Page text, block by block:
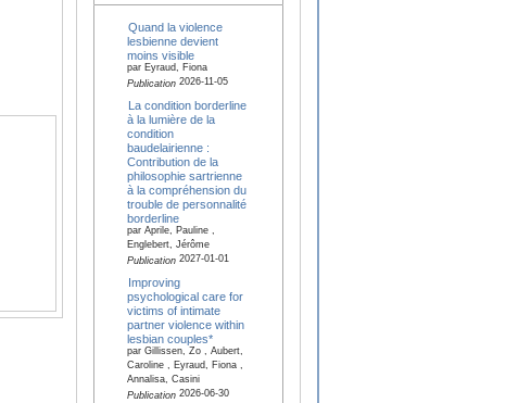
Quand la violence
lesbienne devient
moins visible
par Eyraud, Fiona
Publication2026-11-05
La condition borderline
à la lumière de la
condition
baudelairienne :
Contribution de la
philosophie sartrienne
à la compréhension du
trouble de personnalité
borderline
par Aprile, Pauline ,
Englebert, Jérôme
Publication2027-01-01
Improving
psychological care for
victims of intimate
partner violence within
lesbian couples*
par Gillissen, Zo , Aubert,
Caroline , Eyraud, Fiona ,
Annalisa, Casini
Publication2026-06-30